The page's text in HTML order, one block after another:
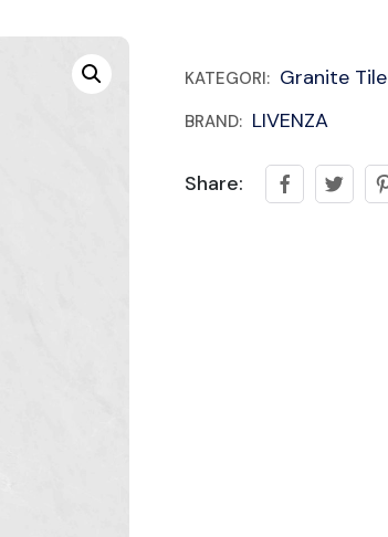
KATEGORI: Granite Tile
BRAND: LIVENZA
Share: